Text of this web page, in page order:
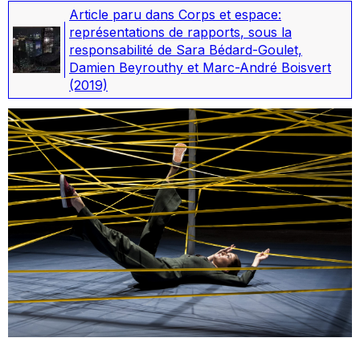
Article paru dans Corps et espace:
représentations de rapports, sous la
responsabilité de Sara Bédard-Goulet,
Damien Beyrouthy et Marc-André Boisvert
(2019)